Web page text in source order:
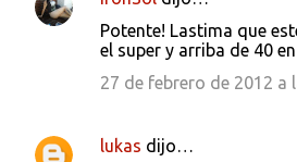
Potente! Lastima que
el super y arriba de 40
27 de febrero de 2012 a
lukas dijo…